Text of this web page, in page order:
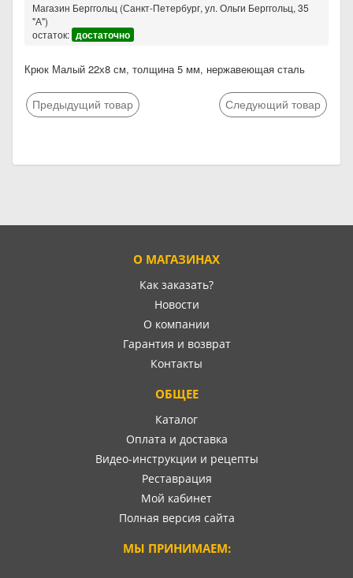
Магазин Берггольц (Санкт-Петербург, ул. Ольги Берггольц, 35
"А")
остаток: достаточно
Крюк Малый 22х8 см, толщина 5 мм, нержавеющая сталь
Предыдущий товар Следующий товар
О МАГАЗИНАХ
Как заказать?
Новости
О компании
Гарантия и возврат
Контакты
ОБЩЕЕ
Каталог
Оплата и доставка
Видео-инструкции и рецепты
Реставрация
Мой кабинет
Полная версия сайта
МЫ ПРИНИМАЕМ: